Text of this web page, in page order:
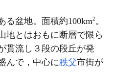
る盆地。面積約100km2。
地とはおもに断層で限ら
貫流し３段の段丘が発
んで，中心に秩父市街が